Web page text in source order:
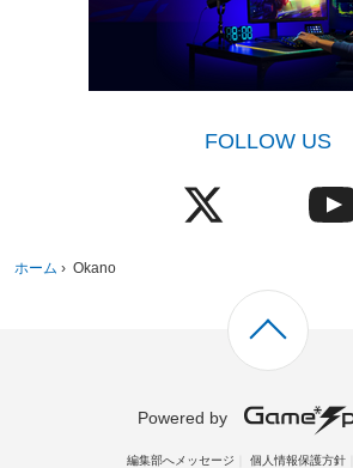
FOLLOW US
ホーム › Okano
Powered by
編集部へメッセージ 個人情報保護方針